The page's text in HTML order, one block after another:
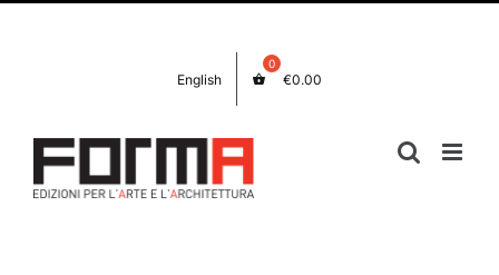
English €0.00